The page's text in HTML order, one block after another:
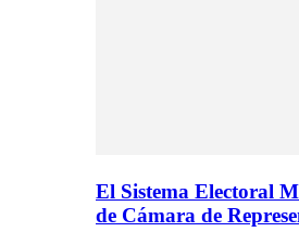
El Sistema Electoral
de Cámara de